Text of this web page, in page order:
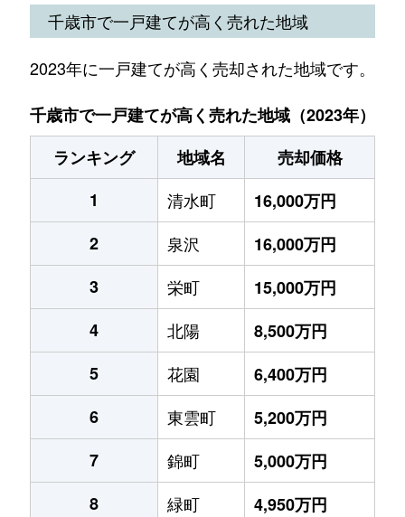
千歳市で一戸建てが高く売れた地域
2023年に一戸建てが高く売却された地域です。
千歳市で一戸建てが高く売れた地域（2023年）
ランキング
地域名
売却価格
1
清水町
16,000万円
2
泉沢
16,000万円
3
栄町
15,000万円
4
北陽
8,500万円
5
花園
6,400万円
6
東雲町
5,200万円
7
錦町
5,000万円
8
緑町
4,950万円